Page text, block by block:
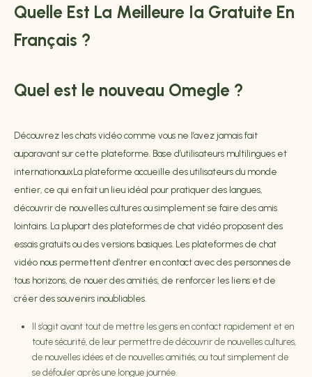
Quelle Est La Meilleure Ia Gratuite En
Français ?
Quel est le nouveau Omegle ?
Découvrez les chats vidéo comme vous ne l’avez jamais fait
auparavant sur cette plateforme. Base d’utilisateurs multilingues et
internationauxLa plateforme accueille des utilisateurs du monde
entier, ce qui en fait un lieu idéal pour pratiquer des langues,
découvrir de nouvelles cultures ou simplement se faire des amis
lointains. La plupart des plateformes de chat vidéo proposent des
essais gratuits ou des versions basiques. Les plateformes de chat
vidéo nous permettent d’entrer en contact avec des personnes de
tous horizons, de nouer des amitiés, de renforcer les liens et de
créer des souvenirs inoubliables.
Il s’agit avant tout de mettre les gens en contact rapidement et en
toute sécurité, de leur permettre de découvrir de nouvelles cultures,
de nouvelles idées et de nouvelles amitiés, ou tout simplement de
se défouler après une longue journée.